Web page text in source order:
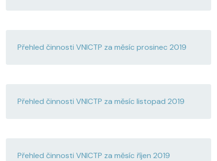
Přehled činnosti VNICTP za měsíc prosinec 2019
Přehled činnosti VNICTP za měsíc listopad 2019
Přehled činnosti VNICTP za měsíc říjen 2019